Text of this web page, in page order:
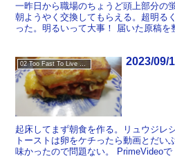
一昨日から職場のちょうど頭上部分の
朝ようやく交換してもらえる。超明る
った。明るいって大事！ 届いた原稿
2023/09/
起床してまず朝食を作る。リュウジレ
トーストは卵をケチったら動画とだい
味かったので問題ない。 PrimeVideo